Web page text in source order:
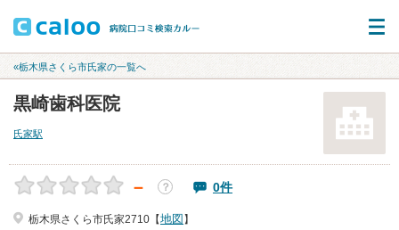
«栃木県さくら市氏家の一覧へ
黒崎歯科医院
氏家駅
－ ？ 0件
栃木県さくら市氏家2710【地図 】